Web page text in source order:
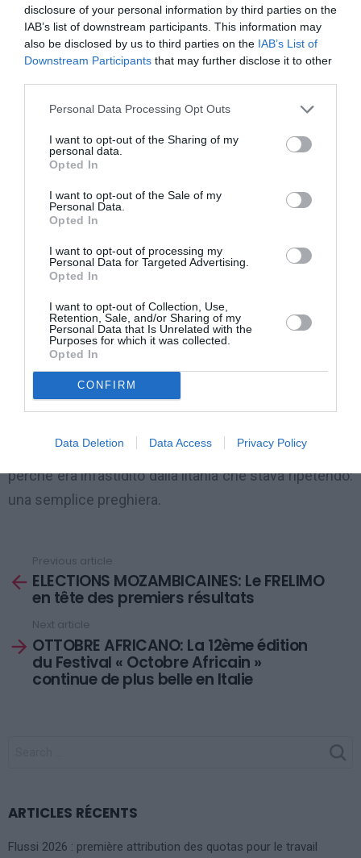
disclosure of your personal information by third parties on the
IAB’s list of downstream participants. This information may
also be disclosed by us to third parties on the IAB’s List of
Downstream Participants that may further disclose it to other
Personal Data Processing Opt Outs
I want to opt-out of the Sharing of my
personal data.
Opted In
I want to opt-out of the Sale of my
Personal Data.
Opted In
I want to opt-out of processing my
Personal Data for Targeted Advertising.
Opted In
I want to opt-out of Collection, Use,
Retention, Sale, and/or Sharing of my
Personal Data that Is Unrelated with the
Purposes for which it was collected.
Opted In
CONFIRM
Data Deletion Data Access Privacy Policy
La polizia ha arrestato anche il padre del minorenne
finito in carcere per l’omicidio di un immigrato
che possa inquinare le prove.
Secondo gli inquirenti l’uomo, un 40 enne già noto alle
forze dell’ordine, avrebbe istigato il figlio minorenne a
ragazzo che aveva assistito alla scena, inseguendolo
e sfondando con un calcio il portone di casa sua, per
« convincerlo » a non dire nulla alla polizia.
Pare che Muhammad Shazad Khan, un senza fissa
dimora che spesso passava da quelle parti, fosse già
stato « preso di mira ». Qualche giorno prima
lanciato una bottiglia piena d’acqua , a quanto pare
perchè era infastidito dalla litania che stava ripetendo:
una semplice preghiera.
more
Previous article
ELECTIONS MOZAMBICAINES: Le FRELIMO
en tête des premiers résultats
Next article
OTTOBRE AFRICANO: La 12ème édition
du Festival « Octobre Africain »
continue de plus belle en Italie
ARTICLES RÉCENTS
Flussi 2026 : première attribution des quotas pour le travail